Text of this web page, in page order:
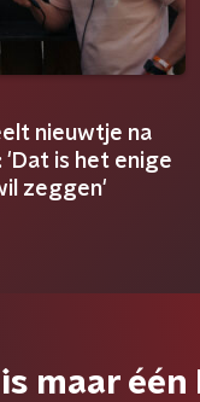
nieuwtje na
'Dat is het enige
zeggen'
is maar één